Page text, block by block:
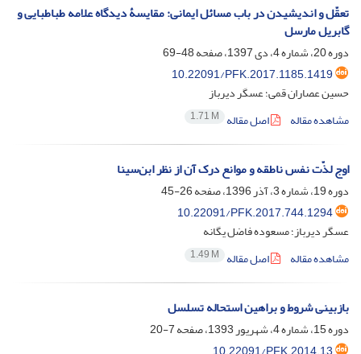
تعقّل و اندیشیدن در باب مسائل ایمانی: مقایسۀ دیدگاه علامه طباطبایی و
گابریل مارسل
دوره 20، شماره 4، دی 1397، صفحه
48-69
10.22091/PFK.2017.1185.1419
حسین عصاران قمی؛ عسگر دیرباز
مشاهده مقاله
اصل مقاله 1.71 M
اوج لذّت نفس ناطقه و موانع درک آن از نظر ابن‌سینا
دوره 19، شماره 3، آذر 1396، صفحه
26-45
10.22091/PFK.2017.744.1294
عسگر دیرباز؛ مسعوده فاضل یگانه
مشاهده مقاله
اصل مقاله 1.49 M
بازبینی شروط و براهین استحاله تسلسل
دوره 15، شماره 4، شهریور 1393، صفحه
7-20